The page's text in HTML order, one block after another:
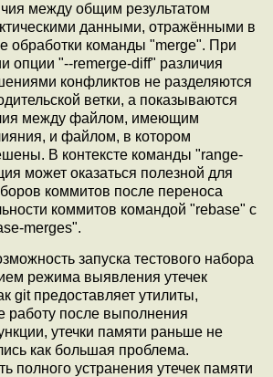
между общим результатом
данными, отражёнными в
обработки команды "merge". При
опции "--remerge-diff" различия
конфликтов не разделяются
ветки, а показываются
между файлом, имеющим
и файлом, в котором
В контексте команды "range-
может оказаться полезной для
коммитов после переноса
коммитов командой "rebase" с
merges".
запуска тестового набора
режима выявления утечек
git предоставляет утилиты,
после выполнения
утечки памяти раньше не
как большая проблема.
полного устранения утечек памяти